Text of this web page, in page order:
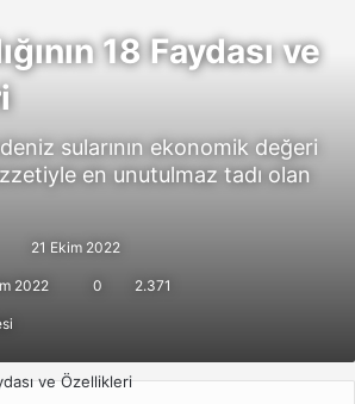
18 Faydası ve
sularının ekonomik değeri
en unutulmaz tadı olan
21 Ekim 2022
2022 0 2.371